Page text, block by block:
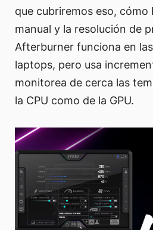
que cubriremos eso,
manual y la resolución de
Afterburner funciona en
laptops, pero usa
monitorea de cerca las
la CPU como de la GPU.